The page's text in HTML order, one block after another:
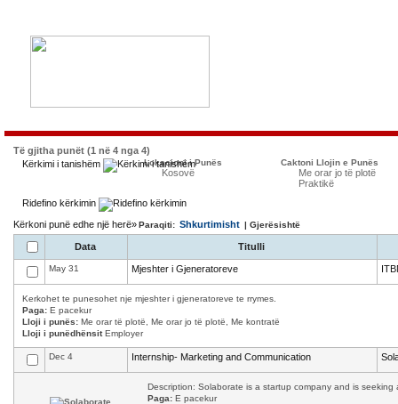
Të gjitha punët (1 në 4 nga 4)
Kërkimi i tanishëm
Lokacioni i Punës
Kosovë
Caktoni Llojin e Punës
Me orar jo të plotë
Praktikë
Ridefino kërkimin
Kërkoni punë edhe një herë»Paraqiti: Shkurtimisht | Gjerësishtë
Data Titulli
May 31 Mjeshter i Gjeneratoreve
Kerkohet te punesohet nje mjeshter i gjeneratoreve te rrymes.
Paga: E pacekur
Lloji i punës: Me orar të plotë, Me orar jo të plotë, Me kontratë
Lloji i punëdhënsitEmployer
Dec 4 Internship- Marketing and Communication
Description: Solaborate is a startup company and is
Paga: E pacekur